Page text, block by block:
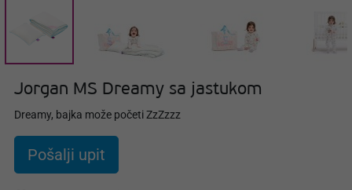
Jorgan MS Dreamy sa jastukom
Dreamy, bajka može početi ZzZzzz
Pošalji upit